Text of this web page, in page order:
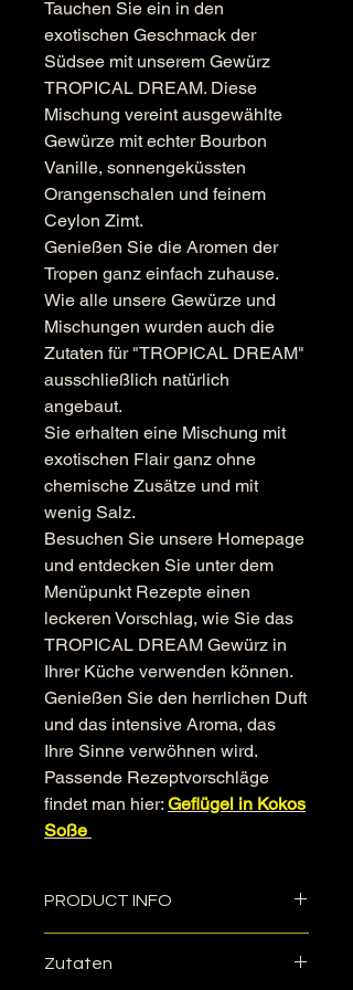
Tauchen Sie ein in den
exotischen Geschmack der
Südsee mit unserem Gewürz
TROPICAL DREAM. Diese
Mischung vereint ausgewählte
Gewürze mit echter Bourbon
Vanille, sonnengeküssten
Orangenschalen und feinem
Ceylon Zimt.
Genießen Sie die Aromen der
Tropen ganz einfach zuhause.
Wie alle unsere Gewürze und
Mischungen wurden auch die
Zutaten für "TROPICAL DREAM"
ausschließlich natürlich
angebaut.
Sie erhalten eine Mischung mit
exotischen Flair ganz ohne
chemische Zusätze und mit
wenig Salz.
Besuchen Sie unsere Homepage
und entdecken Sie unter dem
Menüpunkt Rezepte einen
leckeren Vorschlag, wie Sie das
TROPICAL DREAM Gewürz in
Ihrer Küche verwenden können.
Genießen Sie den herrlichen Duft
und das intensive Aroma, das
Ihre Sinne verwöhnen wird.
Passende Rezeptvorschläge
findet man hier: Geflügel in Kokos
Soße
PRODUCT INFO
ausschließlich im versiegelten
Zutaten